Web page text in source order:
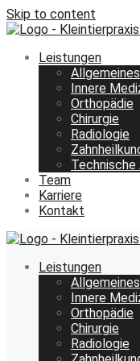
Skip to content
Leistungen
Innere
Orthopädie
Chirurgie
Radiologie
Team
Karriere
Kontakt
Leistungen
Innere
Orthopädie
Chirurgie
Radiologie